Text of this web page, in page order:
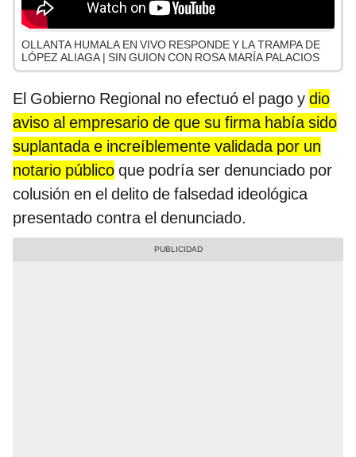
OLLANTA HUMALA EN VIVO RESPONDE Y LA TRAMPA DE
LÓPEZ ALIAGA | SIN GUION CON ROSA MARÍA PALACIOS
El Gobierno Regional no efectuó el pago y dio
aviso al empresario de que su firma había sido
suplantada e increíblemente validada por un
notario público que podría ser denunciado por
colusión en el delito de falsedad ideológica
presentado contra el denunciado.